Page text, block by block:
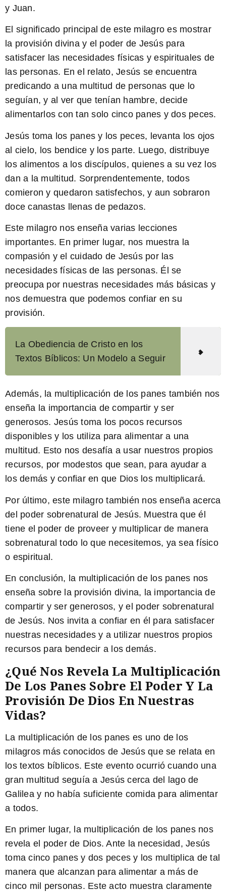
y Juan.
El significado principal de este milagro es mostrar
la provisión divina y el poder de Jesús para
satisfacer las necesidades físicas y espirituales de
las personas. En el relato, Jesús se encuentra
predicando a una multitud de personas que lo
seguían, y al ver que tenían hambre, decide
alimentarlos con tan solo cinco panes y dos peces.
Jesús toma los panes y los peces, levanta los ojos
al cielo, los bendice y los parte. Luego, distribuye
los alimentos a los discípulos, quienes a su vez los
dan a la multitud. Sorprendentemente, todos
comieron y quedaron satisfechos, y aun sobraron
doce canastas llenas de pedazos.
Este milagro nos enseña varias lecciones
importantes. En primer lugar, nos muestra la
compasión y el cuidado de Jesús por las
necesidades físicas de las personas. Él se
preocupa por nuestras necesidades más básicas y
nos demuestra que podemos confiar en su
provisión.
La Obediencia de Cristo en los
Textos Bíblicos: Un Modelo a Seguir
Además, la multiplicación de los panes también nos
enseña la importancia de compartir y ser
generosos. Jesús toma los pocos recursos
disponibles y los utiliza para alimentar a una
multitud. Esto nos desafía a usar nuestros propios
recursos, por modestos que sean, para ayudar a
los demás y confiar en que Dios los multiplicará.
Por último, este milagro también nos enseña acerca
del poder sobrenatural de Jesús. Muestra que él
tiene el poder de proveer y multiplicar de manera
sobrenatural todo lo que necesitemos, ya sea físico
o espiritual.
En conclusión, la multiplicación de los panes nos
enseña sobre la provisión divina, la importancia de
compartir y ser generosos, y el poder sobrenatural
de Jesús. Nos invita a confiar en él para satisfacer
nuestras necesidades y a utilizar nuestros propios
recursos para bendecir a los demás.
¿Qué Nos Revela La Multiplicación
De Los Panes Sobre El Poder Y La
Provisión De Dios En Nuestras
Vidas?
La multiplicación de los panes es uno de los
milagros más conocidos de Jesús que se relata en
los textos bíblicos. Este evento ocurrió cuando una
gran multitud seguía a Jesús cerca del lago de
Galilea y no había suficiente comida para alimentar
a todos.
En primer lugar, la multiplicación de los panes nos
revela el poder de Dios. Ante la necesidad, Jesús
toma cinco panes y dos peces y los multiplica de tal
manera que alcanzan para alimentar a más de
cinco mil personas. Este acto muestra claramente